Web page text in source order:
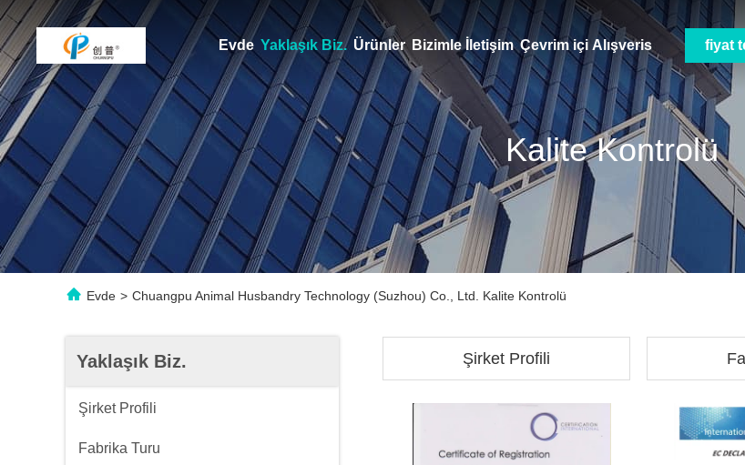
Evde Yaklaşık Biz. Ürünler Bizimle İletişim Çevrim içi Alışveris fiyat
Kalite Kontrolü
Evde > Chuangpu Animal Husbandry Technology (Suzhou) Co., Ltd. Kalite Kontrolü
Yaklaşık Biz.
Şirket Profili
Fabrika Turu
Şirket Profili